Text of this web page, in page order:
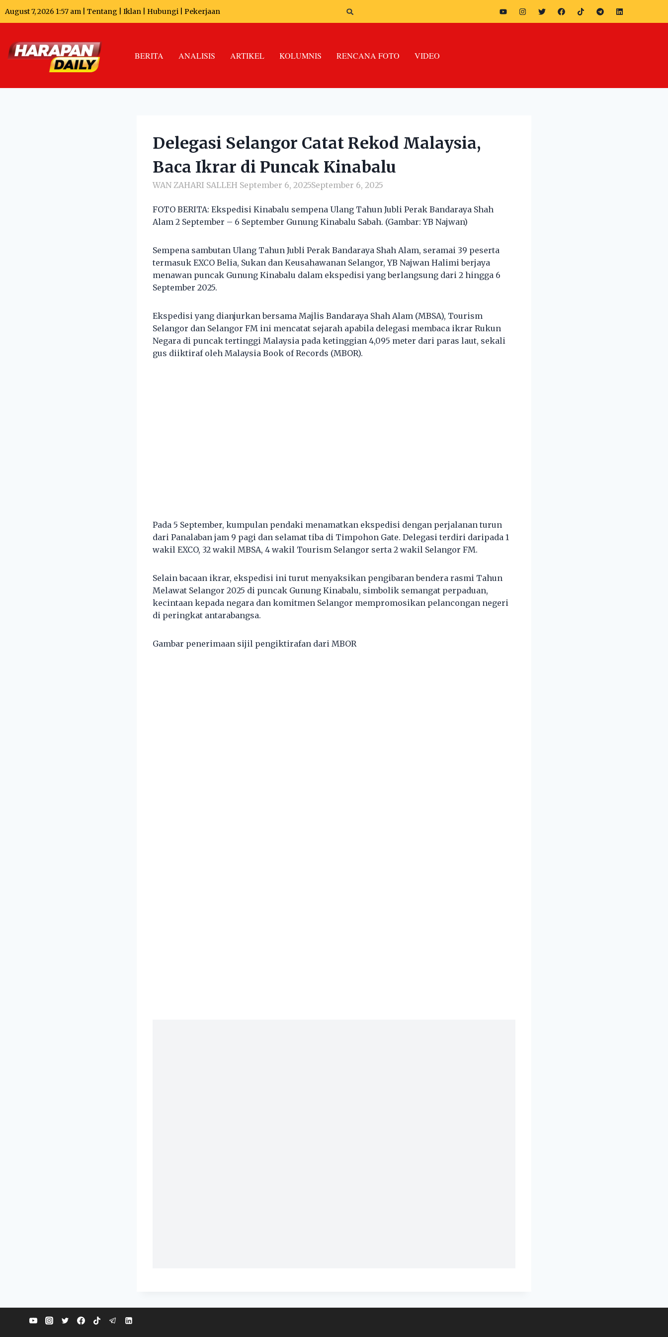
August 7, 2026 1:57 am | Tentang Iklan Hubungi Pekerjaan
BERITA ANALISIS ARTIKEL KOLUMNIS RENCANA FOTO VIDEO
Delegasi Selangor Catat Rekod Malaysia,
Baca Ikrar di Puncak Kinabalu
WAN ZAHARI SALLEH September 6, 2025September 6, 2025
FOTO BERITA: Ekspedisi Kinabalu sempena Ulang Tahun Jubli Perak Bandaraya Shah
Alam 2 September – 6 September Gunung Kinabalu Sabah. (Gambar: YB Najwan)
Sempena sambutan Ulang Tahun Jubli Perak Bandaraya Shah Alam, seramai 39 peserta
termasuk EXCO Belia, Sukan dan Keusahawanan Selangor, YB Najwan Halimi berjaya
menawan puncak Gunung Kinabalu dalam ekspedisi yang berlangsung dari 2 hingga 6
September 2025.
Ekspedisi yang dianjurkan bersama Majlis Bandaraya Shah Alam (MBSA), Tourism
Selangor dan Selangor FM ini mencatat sejarah apabila delegasi membaca ikrar Rukun
Negara di puncak tertinggi Malaysia pada ketinggian 4,095 meter dari paras laut, sekali
gus diiktiraf oleh Malaysia Book of Records (MBOR).
Pada 5 September, kumpulan pendaki menamatkan ekspedisi dengan perjalanan turun
dari Panalaban jam 9 pagi dan selamat tiba di Timpohon Gate. Delegasi terdiri daripada 1
wakil EXCO, 32 wakil MBSA, 4 wakil Tourism Selangor serta 2 wakil Selangor FM.
Selain bacaan ikrar, ekspedisi ini turut menyaksikan pengibaran bendera rasmi Tahun
Melawat Selangor 2025 di puncak Gunung Kinabalu, simbolik semangat perpaduan,
kecintaan kepada negara dan komitmen Selangor mempromosikan pelancongan negeri
di peringkat antarabangsa.
Gambar penerimaan sijil pengiktirafan dari MBOR